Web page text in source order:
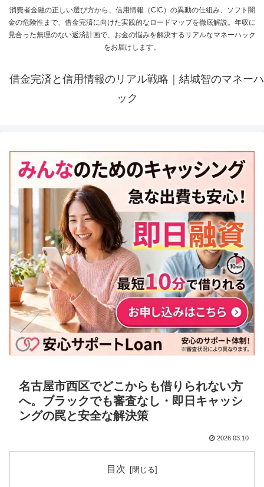
消費者金融の正しい選び方から、信用情報（CIC）の異動の仕組み、ソフト闇
金の危険性まで、借金完済に向けた実践的なロードマップを徹底解説。年収に
見合った無理のない返済計画で、お金の悩みを解決するリアルなマネーハック
をお届けします。
借金完済と信用情報のリアル戦略｜結城智のマネーハ
ック
名古屋市西区でどこからも借りられない方
へ。ブラックでも審査なし・即日キャッシ
ングの罠と安全な解決策
2026.03.10
目次